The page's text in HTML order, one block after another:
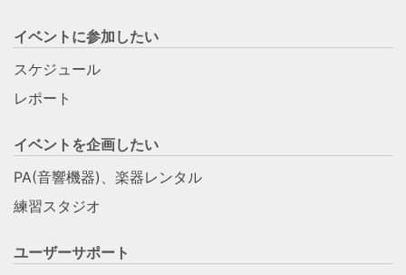
イベントに参加したい
スケジュール
レポート
イベントを企画したい
PA(音響機器)、楽器レンタル
練習スタジオ
ユーザーサポート